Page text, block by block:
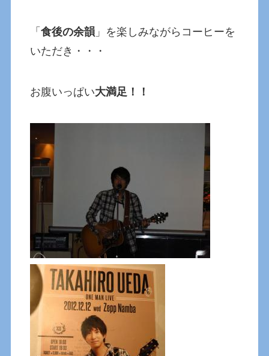
「食後の余韻 」を楽しみながらコーヒーを
いただき・・・
お腹いっぱい大満足！！